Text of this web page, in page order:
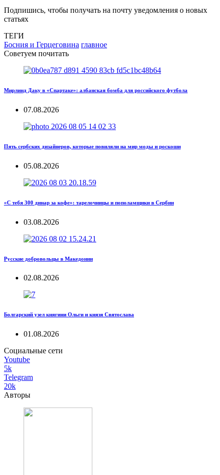
Подпишись, чтобы получать на почту уведомления о новых
статьях
ТЕГИ
Босния и Герцеговина главное
Советуем почитать
Мирлинд Даку в «Спартаке»: албанская бомба для российского футбола
07.08.2026
Пять сербских дизайнеров, которые повиляли на мир моды и роскоши
05.08.2026
«С тебя 300 динар за кофе»: тарелочницы и пополамщики в Сербии
03.08.2026
Русские добровольцы в Македонии
02.08.2026
Болгарский узел княгини Ольги и князя Святослава
01.08.2026
Социальные сети
Youtube
5k
Telegram
20k
Авторы